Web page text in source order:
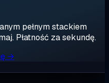
pełnym stackiem
Płatność za sekundę.
→